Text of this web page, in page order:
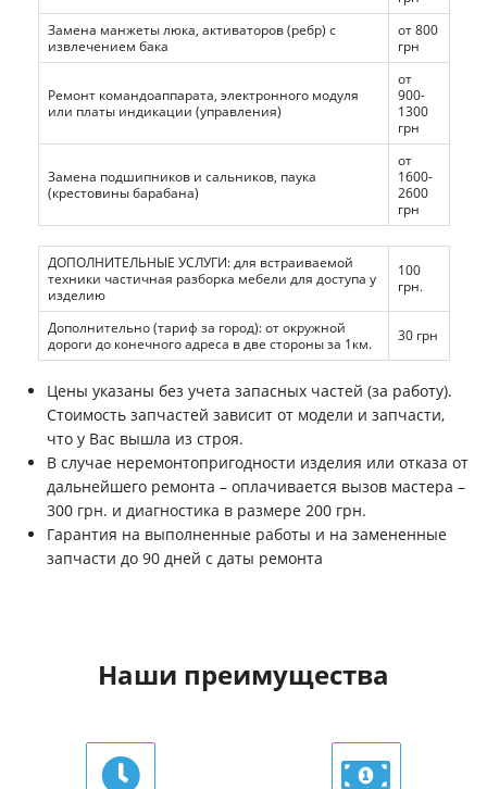
Замена манжеты люка, активаторов (ребр) с
извлечением бака
от 800
грн
Ремонт командоаппарата, электронного модуля
или платы индикации (управления)
от
900-
1300
грн
Замена подшипников и сальников, паука
(крестовины барабана)
от
1600-
2600
грн
ДОПОЛНИТЕЛЬНЫЕ УСЛУГИ: для встраиваемой
техники частичная разборка мебели для доступа у
изделию
100
грн.
Дополнительно (тариф за город): от окружной
дороги до конечного адреса в две стороны за 1км.
30 грн
Цены указаны без учета запасных частей (за работу).
Стоимость запчастей зависит от модели и запчасти,
что у Вас вышла из строя.
В случае неремонтопригодности изделия или отказа от
дальнейшего ремонта – оплачивается вызов мастера –
300 грн. и диагностика в размере 200 грн.
Гарантия на выполненные работы и на замененные
запчасти до 90 дней с даты ремонта
Наши преимущества